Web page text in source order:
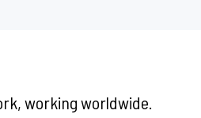
working worldwide.